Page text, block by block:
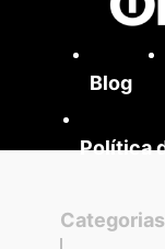
Blog
Política
Categorias